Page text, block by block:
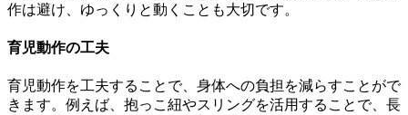
作は避け、ゆっくりと動くことも大切です。
育児動作の工夫
育児動作を工夫することで、身体への負担を減らすことがで
きます。例えば、抱っこ紐やスリングを活用することで、長